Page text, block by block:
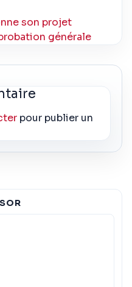
son projet
générale
pour publier un